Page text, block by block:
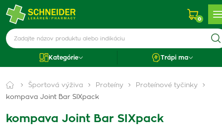
0
Kategórie Trápi ma
Športová výživa Proteíny
Proteínové tyčinky
kompava Joint Bar SIXpack
kompava Joint Bar SIXpack